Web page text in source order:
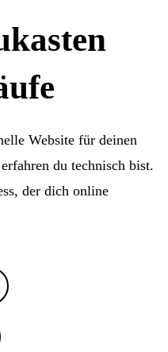
Website für deinen
du technisch bist.
der dich online